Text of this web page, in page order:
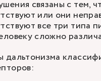
связаны с тем,
или они
все три типа
сложно
дальтонизма